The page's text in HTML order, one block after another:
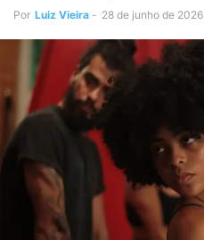
Por Luiz Vieira - 28 de junho de 2026